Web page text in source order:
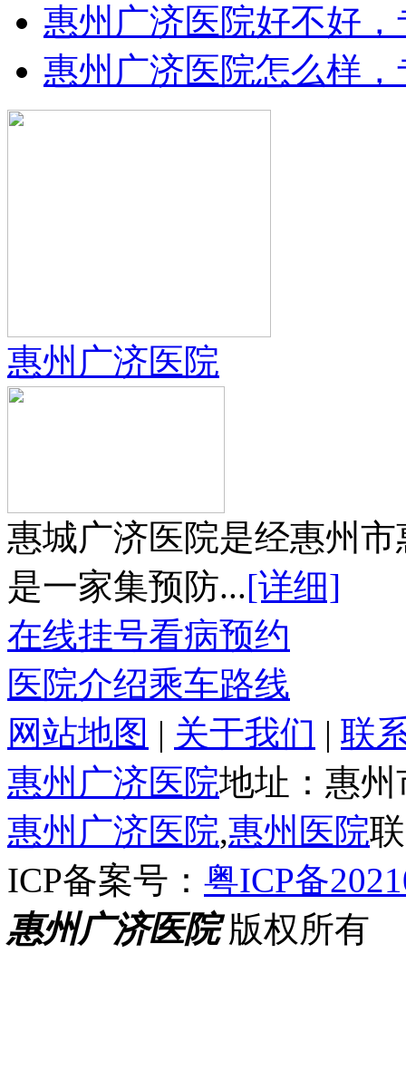
惠州广济医院好不好，
惠州广济医院怎么样，
惠州广济医院
惠城广济医院是经惠州
是一家集预防...[详细]
在线挂号看病预约
医院介绍乘车路线
网站地图 | 关于我们 | 联
惠州广济医院地址：惠
惠州广济医院,惠州医院
ICP备案号： 粤ICP备
惠州广济医院版权所有